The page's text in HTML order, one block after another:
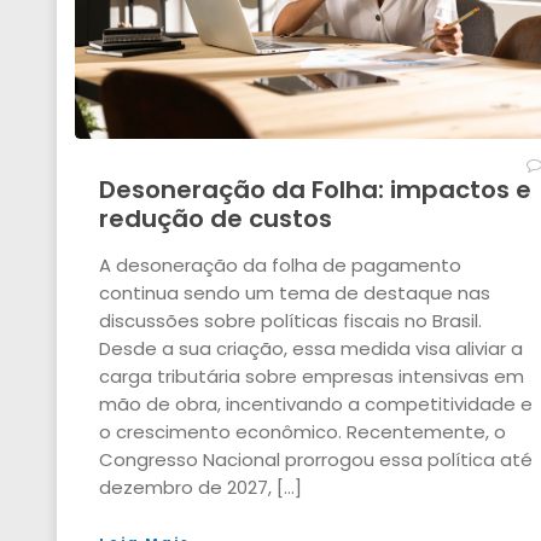
Desoneração da Folha: impactos e
redução de custos
A desoneração da folha de pagamento
continua sendo um tema de destaque nas
discussões sobre políticas fiscais no Brasil.
Desde a sua criação, essa medida visa aliviar a
carga tributária sobre empresas intensivas em
mão de obra, incentivando a competitividade e
o crescimento econômico. Recentemente, o
Congresso Nacional prorrogou essa política até
dezembro de 2027, […]